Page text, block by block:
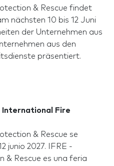
& Rescue findet
nächsten 10 bis 12 Juni
der Unternehmen aus
aus den
präsentiert.
International Fire
& Rescue se
junio 2027. IFRE -
& Rescue es una feria